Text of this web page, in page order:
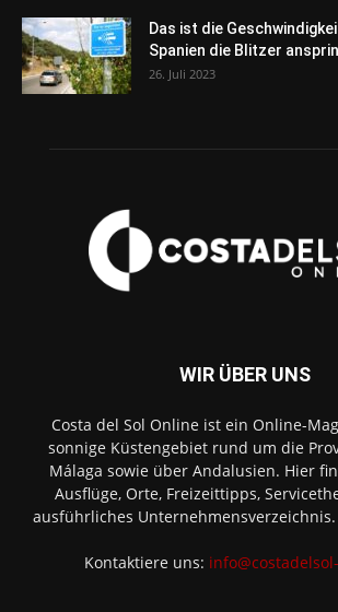
Das ist die
Spanien die Blitzer
26. Juli 2023
WIR ÜBER UNS
Costa del Sol Online ist ein Online-
sonnige Küstengebiet rund um die
Málaga sowie über Andalusien. Hier
Ausflüge, Orte, Freizeittipps,
ausführliches Unternehmensverzeichnis.
Kontaktiere uns: